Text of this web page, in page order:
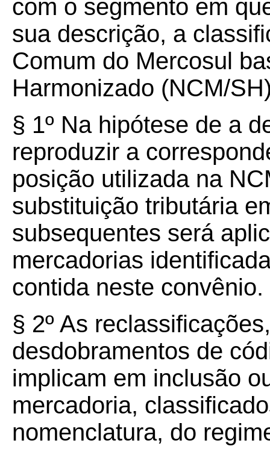
com o segmento em
sua descrição, a
Comum do Mercosul
Harmonizado (NCM/
§ 1º Na hipótese de a
reproduzir a
posição utilizada na
substituição tributária
subsequentes será
mercadorias
contida neste convênio.
§ 2º As
desdobramentos de
implicam em inclusão
mercadoria,
nomenclatura, do